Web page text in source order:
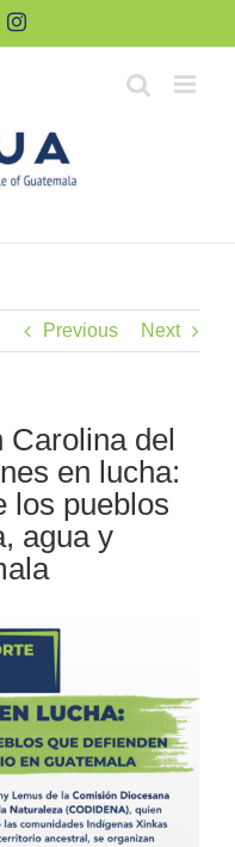
Instagram
Previous Next
Carolina del
en lucha:
los pueblos
agua y